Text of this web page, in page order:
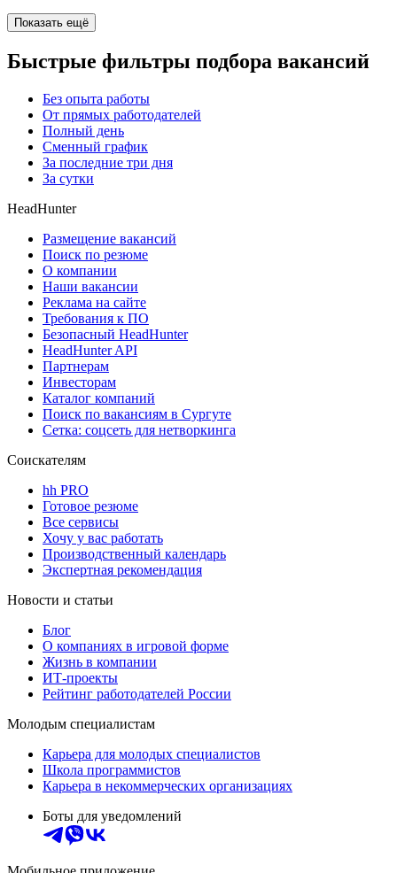
Показать ещё
Быстрые фильтры подбора вакансий
Без опыта работы
От прямых работодателей
Полный день
Сменный график
За последние три дня
За сутки
HeadHunter
Размещение вакансий
Поиск по резюме
О компании
Наши вакансии
Реклама на сайте
Требования к ПО
Безопасный HeadHunter
HeadHunter API
Партнерам
Инвесторам
Каталог компаний
Поиск по вакансиям в Сургуте
Сетка: соцсеть для нетворкинга
Соискателям
hh PRO
Готовое резюме
Все сервисы
Хочу у вас работать
Производственный календарь
Экспертная рекомендация
Новости и статьи
Блог
О компаниях в игровой форме
Жизнь в компании
ИТ-проекты
Рейтинг работодателей России
Молодым специалистам
Карьера для молодых специалистов
Школа программистов
Карьера в некоммерческих организациях
Боты для уведомлений